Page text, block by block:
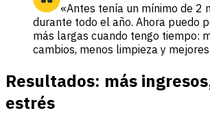
«Antes tenía un mínimo de 2
durante todo el año. Ahora puedo
más largas cuando tengo tiempo:
cambios, menos limpieza y
Resultados: más
estrés